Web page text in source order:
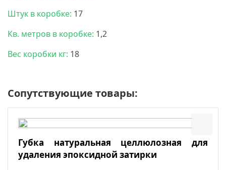
Штук в коробке: 17
Кв. метров в коробке: 1,2
Вес коробки кг: 18
Сопутствующие товары:
Губка натуральная целлюлозная для
удаления эпоксидной затирки